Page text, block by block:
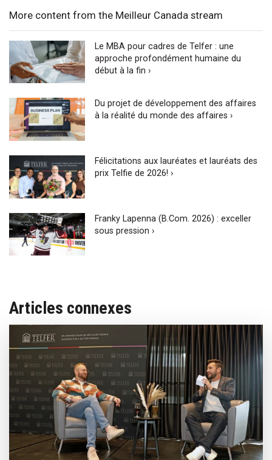
More content from the Meilleur Canada stream
Le MBA pour cadres de Telfer : une
approche profondément humaine du
début à la fin ›
Du projet de développement des affaires
à la réalité du monde des affaires ›
Félicitations aux lauréates et lauréats des
prix Telfie de 2026! ›
Franky Lapenna (B.Com. 2026) : exceller
sous pression ›
Articles connexes